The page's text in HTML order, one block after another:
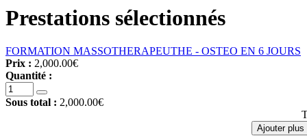
Prestations sélectionnés
FORMATION MASSOTHERAPEUTHE - OSTEO EN 6 JOURS
Prix : 2,000.00€
Quantité :
Sous total : 2,000.00€
Ajouter plus